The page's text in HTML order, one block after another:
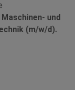
und
(m/w/d).